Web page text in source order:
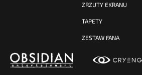
ZRZUTY EKRANU
TAPETY
ZESTAW FANA